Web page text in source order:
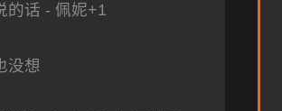
的话 - 佩妮+1
没想